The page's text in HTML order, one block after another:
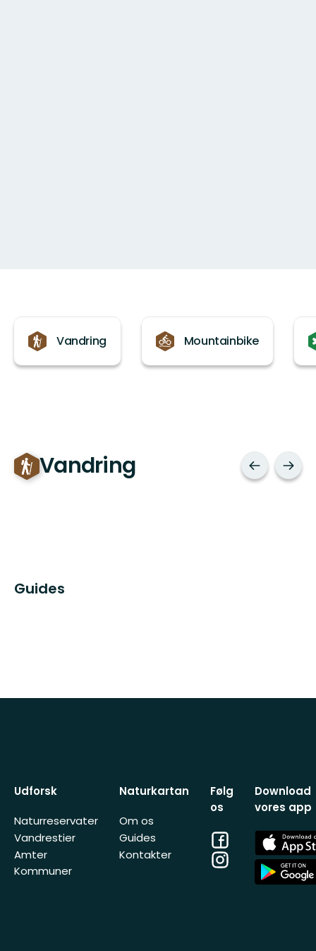
Vandring
Mountainbike
Vandring
Guides
Udforsk
Naturreservater
Vandrestier
Amter
Kommuner
Naturkartan
Om os
Guides
Kontakter
Følg
os
Facebook
Instagram
Download
vores app
App
Store
App
Store